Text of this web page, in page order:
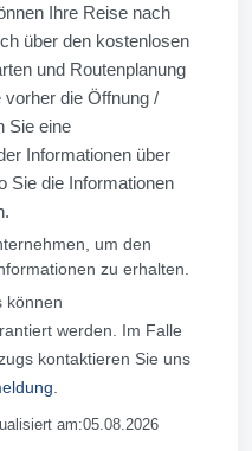
Ihre Reise nach
über den kostenlosen
und Routenplanung
vorher die Öffnung /
Sie eine
Informationen über
Sie die Informationen
um den
zu erhalten.
können
werden. Im Falle
kontaktieren Sie uns
am:05.08.2026